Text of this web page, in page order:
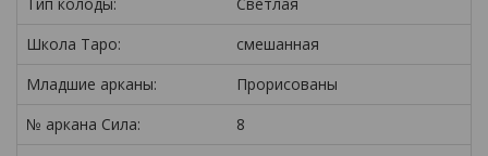
Школа Таро:
смешанная
Младшие арканы:
Прорисованы
№ аркана Сила:
8